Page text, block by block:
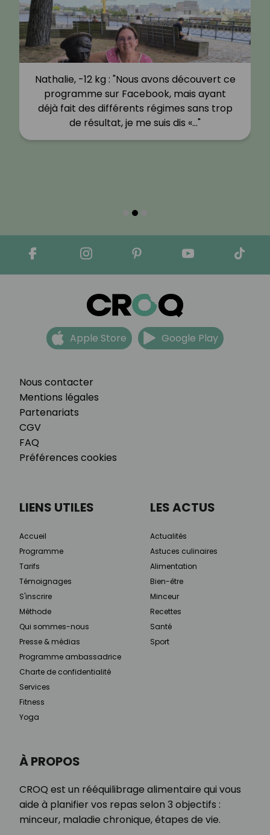
Nathalie, -12 kg : "Nous avons découvert ce
programme sur Facebook, mais ayant
déjà fait des différents régimes sans trop
de résultat, je me suis dis «…"
Nous contacter
Mentions légales
Partenariats
CGV
FAQ
Préférences cookies
Apple Store Google Play
À PROPOS
CROQ est un rééquilibrage alimentaire qui vous
aide à planifier vos repas selon 3 objectifs :
minceur, maladie chronique, étapes de vie.
LIENS UTILES
Accueil
Programme
Tarifs
Témoignages
S'inscrire
Méthode
Qui sommes-nous
Presse & médias
Programme ambassadrice
Charte de confidentialité
Services
Fitness
Yoga
LES ACTUS
Actualités
Astuces culinaires
Alimentation
Bien-être
Minceur
Recettes
Santé
Sport